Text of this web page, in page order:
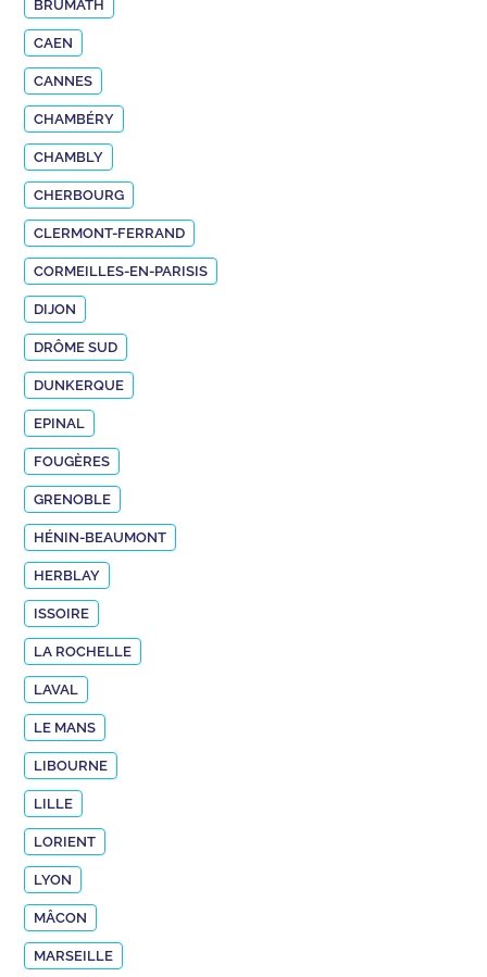
BRUMATH
CAEN
CANNES
CHAMBÉRY
CHAMBLY
CHERBOURG
CLERMONT-FERRAND
CORMEILLES-EN-PARISIS
DIJON
DRÔME SUD
DUNKERQUE
EPINAL
FOUGÈRES
GRENOBLE
HÉNIN-BEAUMONT
HERBLAY
ISSOIRE
LA ROCHELLE
LAVAL
LE MANS
LIBOURNE
LILLE
LORIENT
LYON
MÂCON
MARSEILLE